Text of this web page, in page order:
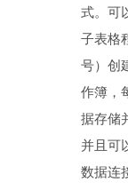
式。可
子表格
号）创
作簿，
据存储
并且可
数据连